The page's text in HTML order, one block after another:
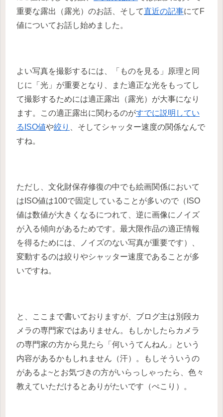
重要な露出（露光）のお話、そして直近の記事にてF
値についてお話し始めました。
よい写真を撮影するには、「ものを見る」原理と同
じに「光」が重要となり、また適正な光をもってし
て撮影するためには適正露出（露光）が大事になり
ます。この適正露出に関わるのがすでに説明してい
るISO値や絞り
、そしてシャッター速度の関係なんで
すね。
ただし、文化財保存修復の中でも絵画関係において
はISO値は100で固定していることが多いので（ISO
値は数値が大きくなるにつれて、逆に画像にノイズ
が入る傾向があるためです。最大限作品の適正情報
を得るためには、ノイズのない写真が重要です）、
変動するのは絞りやシャッター速度であることが多
いですね。
と、ここまで書いておりますが、ブログ主は別段カ
メラの専門家ではありません。もしかしたらカメラ
の専門家の方から見たら「何いうてんねん」という
内容があるかもしれません（汗）。もしそういうの
があるよ~とお気づきの方がいらっしゃったら、色々
教えていただけるとありがたいです（ぺこり）。